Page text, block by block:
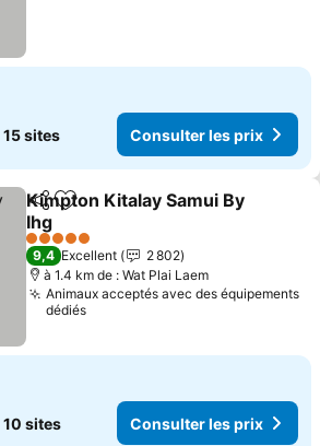
15 sites Consulter les prix
PartagerAjouter à mes favoris
Kimpton Kitalay Samui By
Ihg
Consulter les prix
5 Étoiles
9,4 Excellent
2 802
à 1.4 km de : Wat Plai Laem
Animaux acceptés avec des équipements
dédiés
10 sites Consulter les prix